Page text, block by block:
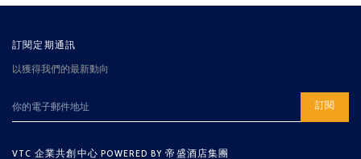
訂閱定期通訊
以獲得我們的最新動向
訂閱
VTC 企業共創中心 POWERED BY 帝盛酒店集團